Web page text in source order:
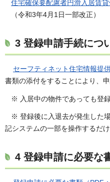
住宅確保要配慮者円滑入居賃
（令和3年4月1日一部改正）
3 登録申請手続につ
セーフティネット住宅情報提
書類の添付をすることにより、申
※ 入居中の物件であっても登録
※ 登録後に入退去が発生した
記システムの一部を操作するだけ
4 登録申請に必要な